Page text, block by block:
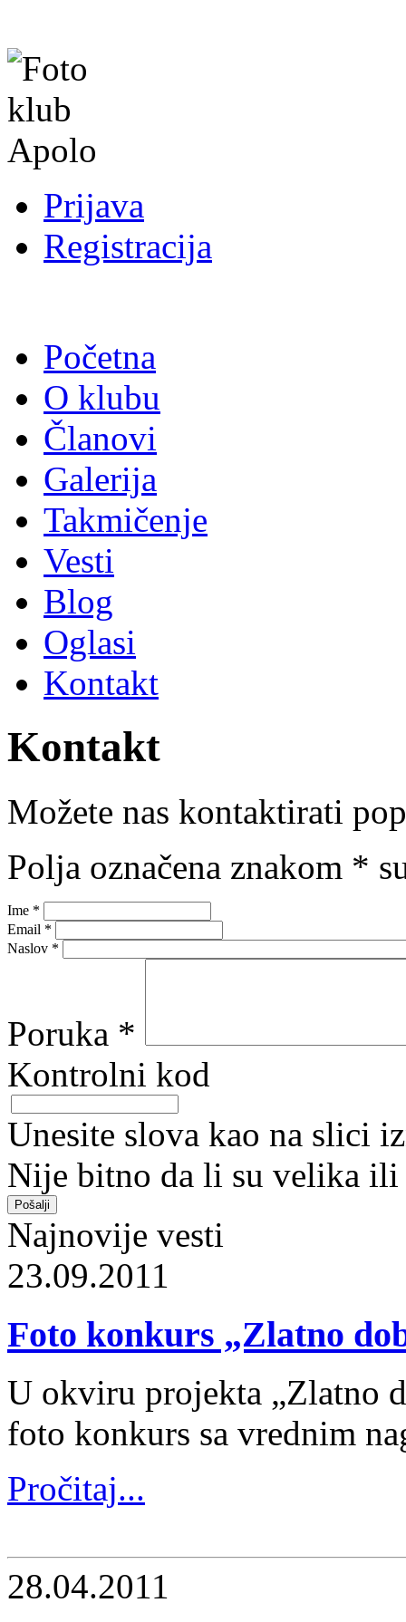
Prijava
Registracija
Početna
O klubu
Članovi
Galerija
Takmičenje
Vesti
Blog
Oglasi
Kontakt
Kontakt
Možete nas kontaktirati
Polja označena znakom *
Ime *
Email *
Naslov *
Poruka *
Kontrolni kod
Unesite slova kao na slici
Nije bitno da li su velika ili
Najnovije vesti
23.09.2011
Foto konkurs „Zlatno
U okviru projekta „Zlatno
foto konkurs sa vrednim
Pročitaj...
28.04.2011